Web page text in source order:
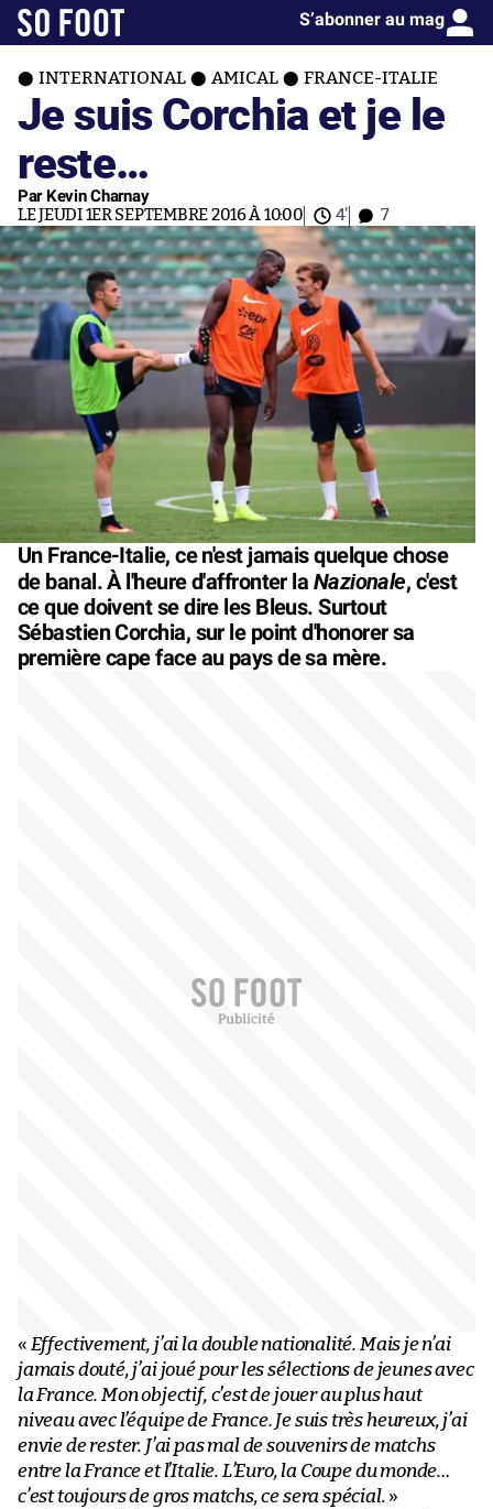
S’abonner au mag
INTERNATIONAL AMICAL FRANCE-ITALIE
Je suis Corchia et je le
reste…
Par Kevin Charnay
LE JEUDI 1ER SEPTEMBRE 2016 À 10:00 4' 7
Un France-Italie, ce n'est jamais quelque chose
de banal. À l'heure d'affronter la Nazionale, c'est
ce que doivent se dire les Bleus. Surtout
Sébastien Corchia, sur le point d'honorer sa
première cape face au pays de sa mère.
« Effectivement, j’ai la double nationalité. Mais je n’ai
jamais douté, j’ai joué pour les sélections de jeunes avec
la France. Mon objectif, c’est de jouer au plus haut
niveau avec l’équipe de France. Je suis très heureux, j’ai
envie de rester. J’ai pas mal de souvenirs de matchs
entre la France et l’Italie. L’Euro, la Coupe du monde…
c’est toujours de gros matchs, ce sera spécial. »